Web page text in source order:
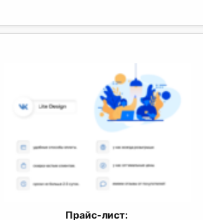
Прайс-лист: